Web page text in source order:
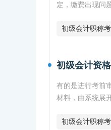
定，缴费出现问
初级会计职称
初级会计资
有的是进行考前
材料，由系统展
初级会计职称